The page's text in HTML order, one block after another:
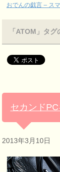
おでんの戯言 – ス
「ATOM」タ
セカンド
2013年3月10日